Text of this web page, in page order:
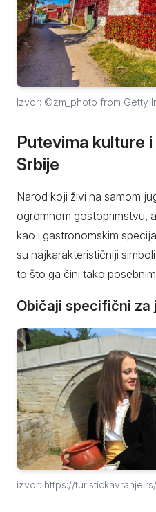
Izvor: ©zm_photo from Getty
Putevima kulture
Srbije
Narod koji živi na samom
ogromnom gostoprimstvu,
kao i gastronomskim
su najkarakterističniji
to što ga čini tako
Običaji specifični za
izvor: https://turistickavranje.rs/